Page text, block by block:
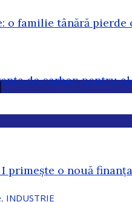
o familie tânără
de carbon pentru
I primește o nouă
, INDUSTRIE